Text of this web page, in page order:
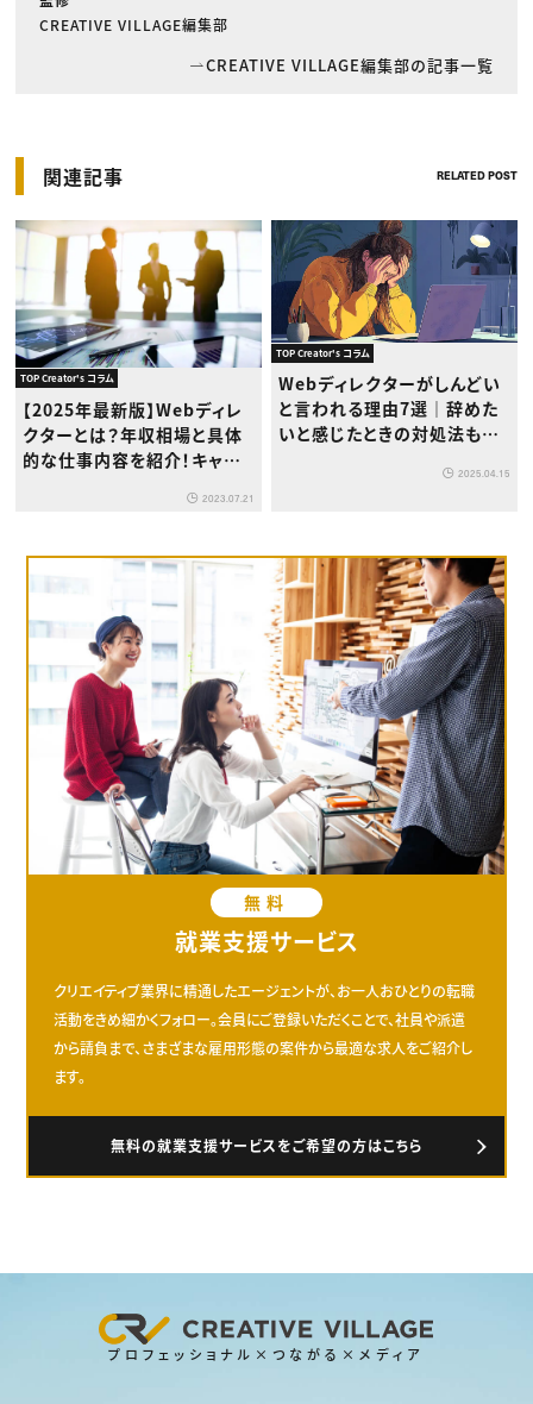
CREATIVE VILLAGE編集部
CREATIVE VILLAGE編集部の記事一覧
関連記事 RELATED POST
TOP Creator's コラム
【2025年最新版】Webディレ
クターとは？年収相場と具体
的な仕事内容を紹介！キャリ
2023.07.21
TOP Creator's コラム
Webディレクターがしんどい
と言われる理由7選｜辞めた
いと感じたときの対処法も解
2025.04.15
無料
就業支援サービス
クリエイティブ業界に精通したエージェントが、お一人おひとりの転職
活動をきめ細かくフォロー。会員にご登録いただくことで、社員や派遣
から請負まで、さまざまな雇用形態の案件から最適な求人をご紹介し
ます。
無料の就業支援サービスをご希望の方はこちら
プロフェッショナル×つながる×メディア